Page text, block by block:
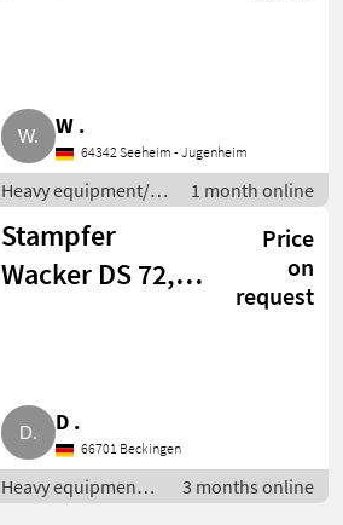
W .
64342 Seeheim - Jugenheim
Heavy equipment/
construction
machines / Small
construction
devices
1 month online
Stampfer
Wacker DS 72,
Price
on
request
D .
66701 Beckingen
Heavy equipment/
construction
3 months online